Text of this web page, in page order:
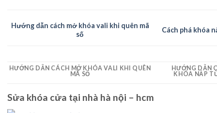
Hướng dẫn cách mở khóa vali khi quên mã
số
Cách phá khóa
HƯỚNG DẪN CÁCH MỞ KHÓA VALI KHI QUÊN
MÃ SỐ
HƯỚNG DẪN
KHÓA NẮP
Sửa khóa cửa tại nhà hà nội – hcm